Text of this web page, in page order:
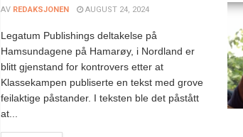
AV REDAKSJONEN AUGUST 24, 2024
Legatum Publishings deltakelse på
Hamsundagene på Hamarøy, i Nordland er
blitt gjenstand for kontrovers etter at
Klassekampen publiserte en tekst med grove
feilaktige påstander. I teksten ble det påstått
at...